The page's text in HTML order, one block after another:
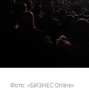
Фото: «БИЗНЕС Online»